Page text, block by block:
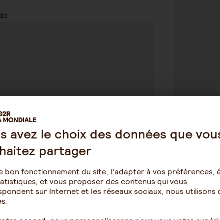
recevoir des informations relatives aux offres
du
Anti-Robot
Clique ici pour vérifier
avez le choix des données que
partager
bon fonctionnement du site, l'adapter à vos préférences,
et vous proposer des contenus qui vous
sur Internet et les réseaux sociaux, nous utilisons